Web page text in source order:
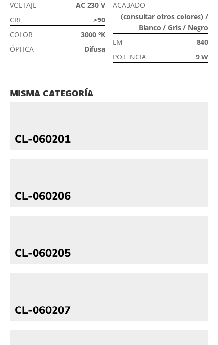
VOLTAJE
AC 230 V
CRI
>90
COLOR
3000 ºK
ÓPTICA
Difusa
ACABADO
(consultar otros colores) /
Blanco / Gris / Negro
LM
840
POTENCIA
9 W
MISMA CATEGORÍA
CL-060201
CL-060206
CL-060205
CL-060207